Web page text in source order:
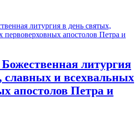
литургия
славных и всехвальных
апостолов Петра и